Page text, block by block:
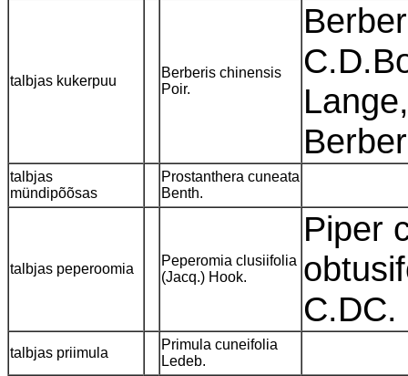
talbjas kukerpuu
Berberis chinensis
Poir.
talbjas
mündipõõsas
Prostanthera cuneata
Benth.
talbjas peperoomia
Peperomia clusiifolia
(Jacq.) Hook.
Piper
C.DC.
talbjas priimula
Primula cuneifolia
Ledeb.